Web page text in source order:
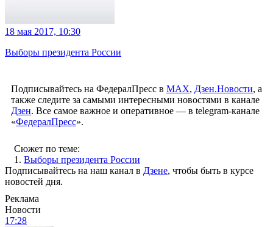
18 мая 2017, 10:30
Выборы президента России
Подписывайтесь на ФедералПресс в МАХ, Дзен.Новости, а
также следите за самыми интересными новостями в канале
Дзен. Все самое важное и оперативное — в telegram-канале
«ФедералПресс».
Сюжет по теме:
1. Выборы президента России
Подписывайтесь на наш канал в Дзене, чтобы быть в курсе
новостей дня.
Реклама
Новости
17:28